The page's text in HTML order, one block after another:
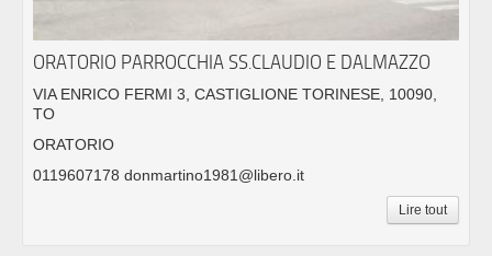
ORATORIO PARROCCHIA SS.CLAUDIO E DALMAZZO
VIA ENRICO FERMI 3, CASTIGLIONE TORINESE, 10090,
TO
ORATORIO
0119607178 donmartino1981@libero.it
Lire tout